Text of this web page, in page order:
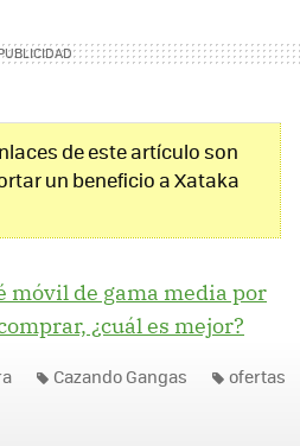
de este artículo son
un beneficio a Xataka
móvil de gama media por
¿cuál es mejor?
Cazando Gangas ofertas